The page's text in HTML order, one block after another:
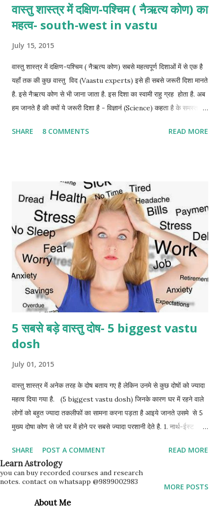
वास्तु शास्त्र में दक्षिण-पश्चिम ( नैऋत्य कोण) का
महत्व- south-west in vastu
July 15, 2015
वास्तु शास्त्र में दक्षिण-पश्चिम ( नैऋत्य कोण) सबसे महत्वपूर्ण दिशाओं में से एक है
यहाँ तक की कुछ वास्तु विद (Vaastu experts) इसे ही सबसे जरूरी दिशा मानते
है. इसे नैऋत्य कोण से भी जाना जाता है. इस दिशा का स्वामी राहु ग्रह होता है. अब
हम जानते है की क्यों ये जरूरी दिशा है - विज्ञानं (Science) कहता है के समस्त
रुक जाती है या स्थिर (stable) हो जाती है. विज्ञानं के अनुसार इस कोने में सबसे
करती है चाहे वो relationships हो या financial matters. ज्योतिष में इस
कोने का स्वामी राहु ग्रह बनता है जो आकस्मिक लाभ व् हानि का कारक होता है इसी
लिए कुछ वास्तु विद इस कोने को भारी व् भरा हुआ रखने की सलाह देते है जिससे राहु
ग्रह शांत रहे. इसी कोने शौचालय होना पितृ दो...
SHARE 8 COMMENTS READ MORE
5 सबसे बड़े वास्तु दोष- 5 biggest vastu
dosh
July 01, 2015
वास्तु शास्त्र में अनेक तरह के दोष बताय गए है लेकिन उनमे से कुछ दोषों को ज्यादा
महत्व दिया गया है. (5 biggest vastu dosh) जिनके कारण घर में रहने वाले
लोगों को बहुत ज्यादा तकलीफों का सामना करना पड़ता है आइये जानते उसमे से 5
मुख्य दोषा कोण से जो घर में होने पर सबसे ज्यादा परशानी देते है. 1. नार्थ-ईस्ट
अलावा रसोईघर होना भी गलत माना गया है. इस दिशा में toilet होने से आमदनी में
काफी problems आती है जबकि kitchen होने से आमदनी तो ठीक रहती है
लेकिन health related issues या harmony में कमीं आ जाती है 2. कटा
SHARE POST A COMMENT READ MORE
MORE POSTS
Learn Astrology
you can buy recorded courses and research
notes. contact on whatsapp @9899002983
About Me